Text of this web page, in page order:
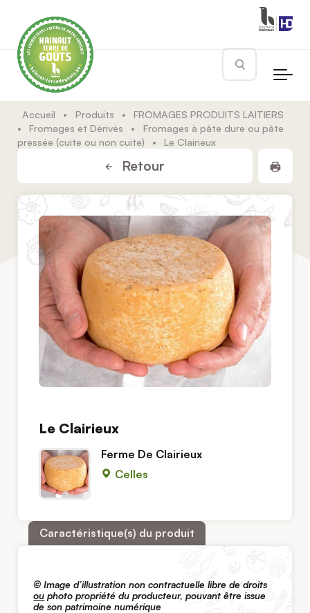
Rechercher
Accueil • Produits •
FROMAGES PRODUITS LAITIERS
•
Fromages et Dérivés •
Fromages à pâte dure ou pâte
pressée (cuite ou non cuite)
• Le Clairieux
Retour
Le Clairieux
Ferme De Clairieux
Celles
Caractéristique(s) du produit
© Image d’illustration non contractuelle libre de droits
ou photo propriété du producteur, pouvant être issue
de son patrimoine numérique